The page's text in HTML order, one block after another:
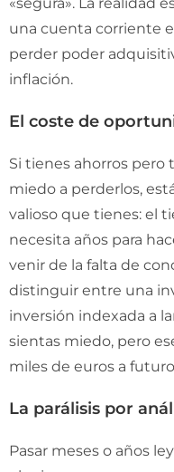
una cuenta corriente
perder poder
inflación.
El coste de
Si tienes ahorros pero
miedo a perderlos,
valioso que tienes: el
necesita años para
venir de la falta de
distinguir entre una
inversión indexada a
sientas miedo, pero
miles de euros a
La parálisis por
Pasar meses o años